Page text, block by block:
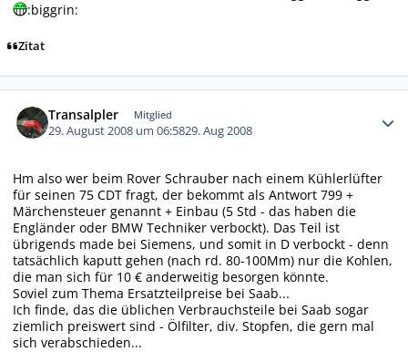
:biggrin:
Zitat
Transalpler Mitglied
29. August 2008 um 06:5829. Aug 2008
Hm also wer beim Rover Schrauber nach einem Kühlerlüfter
für seinen 75 CDT fragt, der bekommt als Antwort 799 +
Märchensteuer genannt + Einbau (5 Std - das haben die
Engländer oder BMW Techniker verbockt). Das Teil ist
übrigends made bei Siemens, und somit in D verbockt - denn
tatsächlich kaputt gehen (nach rd. 80-100Mm) nur die Kohlen,
die man sich für 10 € anderweitig besorgen könnte.
Soviel zum Thema Ersatzteilpreise bei Saab...
Ich finde, das die üblichen Verbrauchsteile bei Saab sogar
ziemlich preiswert sind - Ölfilter, div. Stopfen, die gern mal
sich verabschieden...